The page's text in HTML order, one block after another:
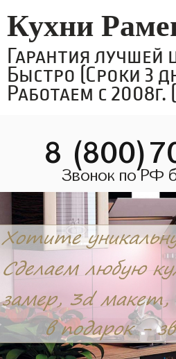
Кухни
Гарантия лучшей
Быстро (Сроки 3
Работаем с 2008г.
8
Звонок по РФ